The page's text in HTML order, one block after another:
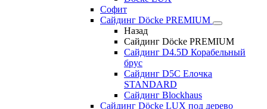
Софит
Сайдинг Döcke PREMIUM
Назад
Сайдинг Döcke PREMIUM
Сайдинг D4.5D Корабельный
брус
Сайдинг D5С Елочка
STANDARD
Сайдинг Blockhaus
Сайдинг Döcke LUX под дерево